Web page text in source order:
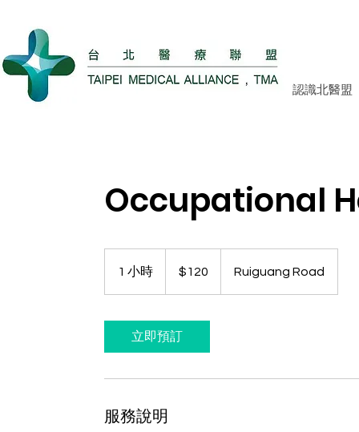
認識北醫盟
Occupational
1 小時 $120 Ruiguang Road
立即預訂
服務說明